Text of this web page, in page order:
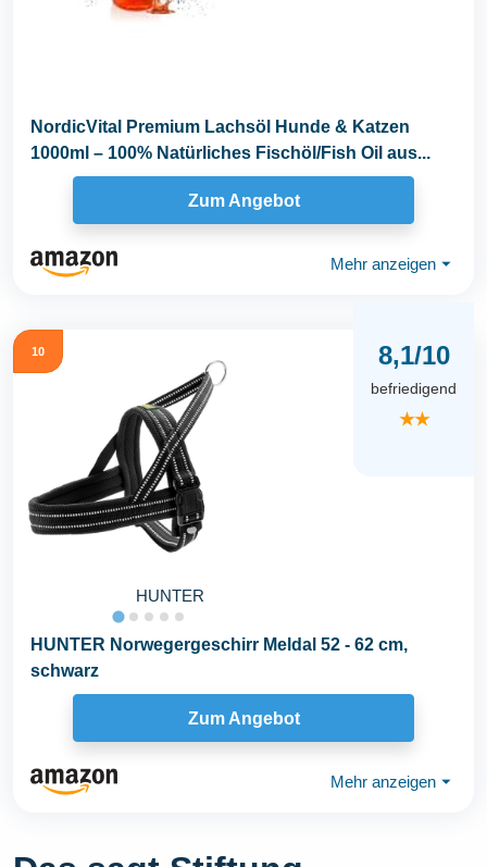
NordicVital Premium Lachsöl Hunde & Katzen
1000ml – 100% Natürliches Fischöl/Fish Oil aus...
Zum Angebot
Mehr anzeigen ⏷
10
HUNTER
8,1/10
befriedigend
★★
HUNTER Norwegergeschirr Meldal 52 - 62 cm,
schwarz
Zum Angebot
Mehr anzeigen ⏷